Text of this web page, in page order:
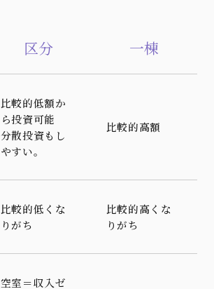
区分 一棟
比較的低額か
ら投資可能
分散投資もし
やすい。
比較的高額
比較的低くな
りがち
比較的高くな
りがち
空室＝収入ゼ